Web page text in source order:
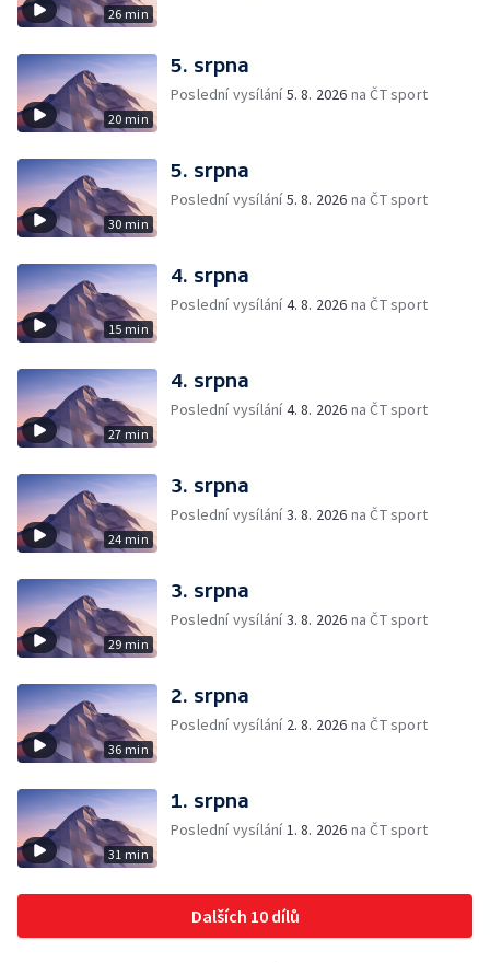
26 min
20 min
5. srpna
Poslední vysílání5. 8. 2026 na ČT sport
30 min
5. srpna
Poslední vysílání5. 8. 2026 na ČT sport
15 min
4. srpna
Poslední vysílání4. 8. 2026 na ČT sport
27 min
4. srpna
Poslední vysílání4. 8. 2026 na ČT sport
24 min
3. srpna
Poslední vysílání3. 8. 2026 na ČT sport
29 min
3. srpna
Poslední vysílání3. 8. 2026 na ČT sport
36 min
2. srpna
Poslední vysílání 2. 8. 2026 na ČT sport
31 min
1. srpna
Poslední vysílání1. 8. 2026 na ČT sport
Dalších 10 dílů